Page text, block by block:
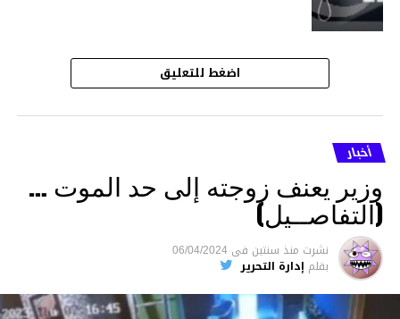
اضغط للتعليق
أخبار
وزير يعنف زوجته إلى حد الموت …
(التفاصــيل)
نشرت منذ سنتين فى 06/04/2024
بقلم إدارة التحرير